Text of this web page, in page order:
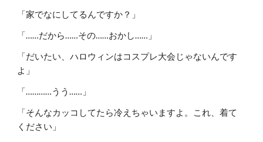
「家でなにしてるんですか？」
「……だから……その……おかし……」
「だいたい、ハロウィンはコスプレ大会じゃないんです
よ」
「…………うう……」
「そんなカッコしてたら冷えちゃいますよ。これ、着て
ください」